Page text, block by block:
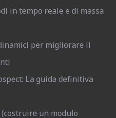
in tempo reale e di massa
per migliorare il
La guida definitiva
un modulo